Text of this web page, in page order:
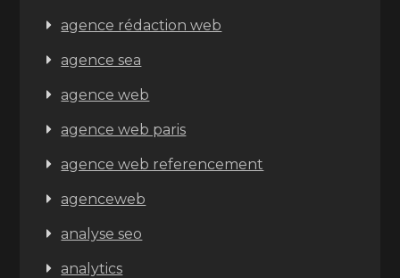
agence rédaction web
agence sea
agence web
agence web paris
agence web referencement
agenceweb
analyse seo
analytics